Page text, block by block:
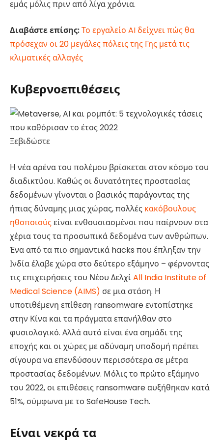
εμάς μόλις πριν από λίγα χρόνια.
Διαβάστε επίσης:Το εργαλείο AI δείχνει πώς θα
πρόσεχαν οι 20 μεγάλες πόλεις της Γης μετά τις
κλιματικές αλλαγές
Κυβερνοεπιθέσεις
Ξεβιδώστε
Η νέα αρένα του πολέμου βρίσκεται στον κόσμο του
διαδικτύου. Καθώς οι δυνατότητες προστασίας
δεδομένων γίνονται ο βασικός παράγοντας της
ήπιας δύναμης μιας χώρας, πολλές κακόβουλους
ηθοποιούςείναι ενθουσιασμένοι που παίρνουν στα
χέρια τους τα προσωπικά δεδομένα των ανθρώπων.
Ένα από τα πιο σημαντικά hacks που έπληξαν την
Ινδία έλαβε χώρα στο δεύτερο εξάμηνο – φέρνοντας
τις επιχειρήσεις του Νέου ΔελχίAll India Institute of
Medical Science (AIMS) σε μια στάση. Η
υποτιθέμενη επίθεση ransomware εντοπίστηκε
στην Κίνα και τα πράγματα επανήλθαν στο
φυσιολογικό. Αλλά αυτό είναι ένα σημάδι της
εποχής και οι χώρες με αδύναμη υποδομή πρέπει
σίγουρα να επενδύσουν περισσότερα σε μέτρα
προστασίας δεδομένων. Μόλις το πρώτο εξάμηνο
του 2022, οι επιθέσεις ransomware αυξήθηκαν κατά
51%, σύμφωνα με το SafeHouse Tech.
Είναι νεκρά τα